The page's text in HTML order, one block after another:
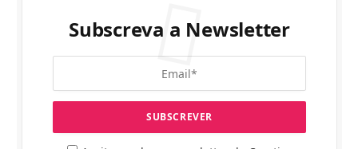
Subscreva a Newsletter